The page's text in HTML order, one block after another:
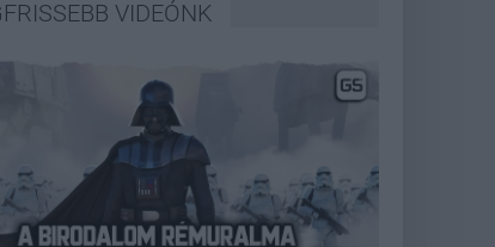
VIDEÓNK